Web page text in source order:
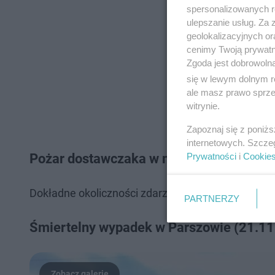
Pożar dostawczaka w miejscowości
Dokładne okoliczności zdarzenia będzie
Śmiertelny wypadek w Parszowie
spersonalizowanych
ulepszanie usług.
geolokalizacyjnych
cenimy Twoją
Zgoda jest
się w lewym dolnym
ale masz prawo
witrynie.
Zapoznaj się z
internetowych.
Prywatności i
PARTNERZY